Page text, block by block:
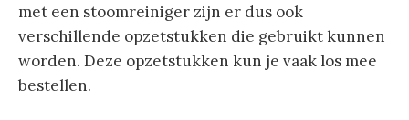
met een stoomreiniger zijn er dus ook
verschillende opzetstukken die gebruikt kunnen
worden. Deze opzetstukken kun je vaak los mee
bestellen.